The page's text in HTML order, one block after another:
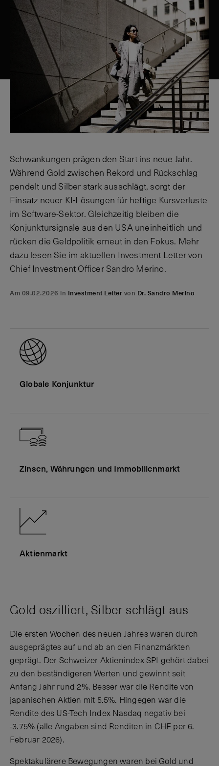
Schwankungen prägen den Start ins neue Jahr.
Während Gold zwischen Rekord und Rückschlag
pendelt und Silber stark ausschlägt, sorgt der
Einsatz neuer KI-Lösungen für heftige Kursverluste
im Software-Sektor. Gleichzeitig bleiben die
Konjunktursignale aus den USA uneinheitlich und
rücken die Geldpolitik erneut in den Fokus. Mehr
dazu lesen Sie im aktuellen Investment Letter von
Chief Investment Officer Sandro Merino.
Am 09.02.2026 in Investment Letter von Dr. Sandro Merino
Globale Konjunktur
Zinsen, Währungen und Immobilienmarkt
Aktienmarkt
Gold oszilliert, Silber schlägt aus
Die ersten Wochen des neuen Jahres waren durch
ausgeprägtes auf und ab an den Finanzmärkten
geprägt. Der Schweizer Aktienindex SPI gehört dabei
zu den beständigeren Werten und gewinnt seit
Anfang Jahr rund 2%. Besser war die Rendite von
japanischen Aktien mit 5.5%. Hingegen war die
Rendite des US-Tech Index Nasdaq negativ bei
-3.75% (alle Angaben sind Renditen in CHF per 6.
Februar 2026).
Spektakulärere Bewegungen waren bei Gold und